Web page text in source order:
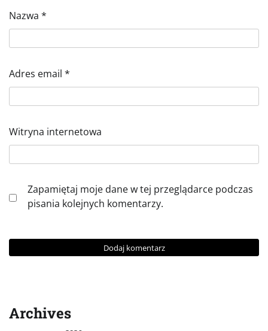
Nazwa *
Adres email *
Witryna internetowa
Zapamiętaj moje dane w tej przeglądarce podczas
pisania kolejnych komentarzy.
Archives